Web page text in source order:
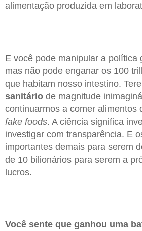
alimentação produzida em
E você pode manipular a política
mas não pode enganar os 100
que habitam nosso intestino.
sanitário de magnitude
continuarmos a comer alimentos
fake foods. A ciência significa
investigar com transparência. E
importantes demais para serem
de 10 bilionários para serem a
lucros.
Você sente que ganhou uma